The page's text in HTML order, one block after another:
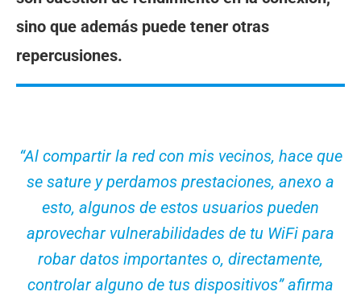
sino que además puede tener otras
repercusiones.
“Al compartir la red con mis vecinos, hace que
se sature y perdamos prestaciones, anexo a
esto, algunos de estos usuarios pueden
aprovechar vulnerabilidades de tu WiFi para
robar datos importantes o, directamente,
controlar alguno de tus dispositivos” afirma